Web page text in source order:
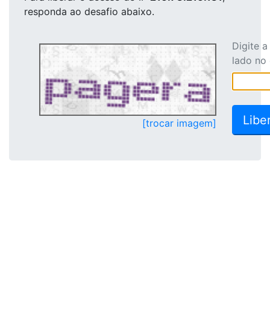
responda ao desafio abaixo.
[trocar imagem]
Digite
lado no